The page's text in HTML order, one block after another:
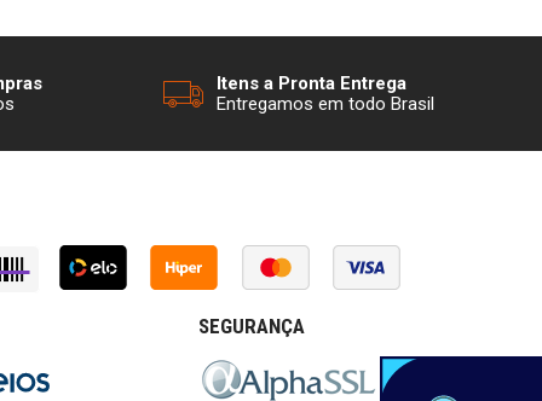
Itens a Pronta Entrega
Entregamos em todo Brasil
SEGURANÇA